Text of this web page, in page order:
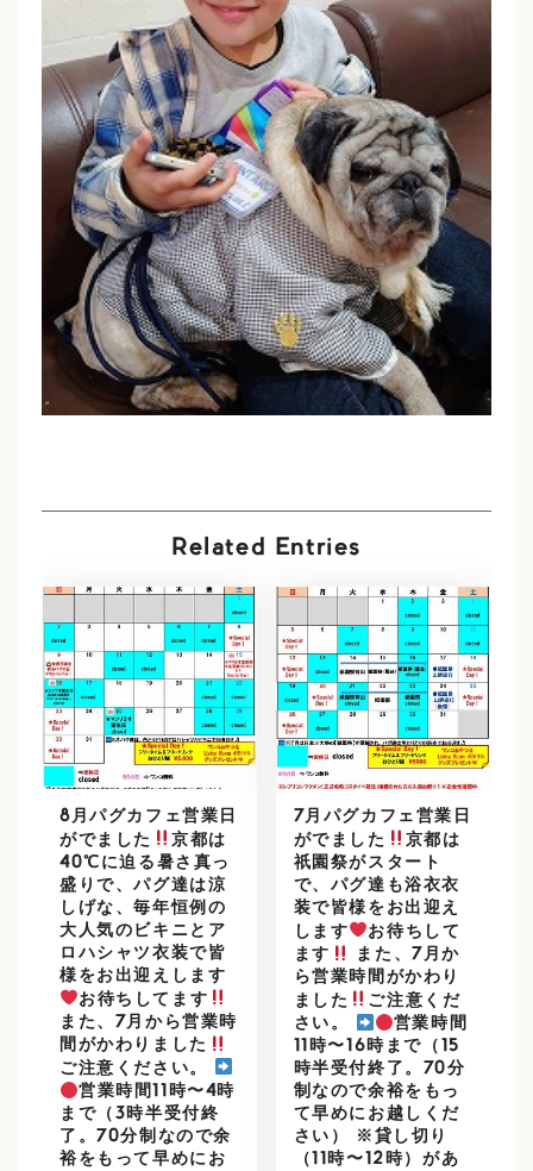
Related Entries
8月パグカフェ営業日
がでました
京都は
40℃に迫る暑さ真っ
盛りで、パグ達は涼
しげな、毎年恒例の
大人気のビキニとア
ロハシャツ衣装で皆
様をお出迎えします
お待ちしてます
また、7月から営業時
間がかわりました
ご注意ください。
営業時間11時〜4時
まで（3時半受付終
了。70分制なので余
裕をもって早めにお
7月パグカフェ営業日
がでました
京都は
祇園祭がスタート
で、パグ達も浴衣衣
装で皆様をお出迎え
します
お待ちして
ます
また、7月か
ら営業時間がかわり
ました
ご注意くだ
さい。
営業時間
11時〜16時まで（15
時半受付終了。70分
制なので余裕をもっ
て早めにお越しくだ
さい） ※貸し切り
（11時〜12時）があ